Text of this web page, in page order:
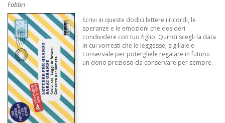
Fabbri
Scrivi in queste dodici lettere i ricordi, le
speranze e le emozioni che desideri
condividere con tuo figlio. Quindi scegli la data
in cui vorresti che le leggesse, sigillale e
conservale per potergliele regalare in futuro:
un dono prezioso da conservare per sempre.